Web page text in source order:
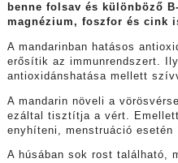
benne folsav és különböző
magnézium, foszfor és cink
A mandarinban hatásos
erősítik az immunrendszert.
antioxidánshatása mellett
A mandarin növeli a
ezáltal tisztítja a vért.
enyhíteni, menstruáció esetén
A húsában sok rost található,